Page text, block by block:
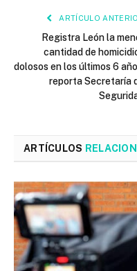
ARTÍCULO
Registra León la
cantidad de
dolosos en los últimos 6
reporta Secretaría
ARTÍCULOS